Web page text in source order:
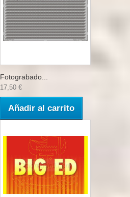
Fotograbado...
17,50 €
Añadir al carrito